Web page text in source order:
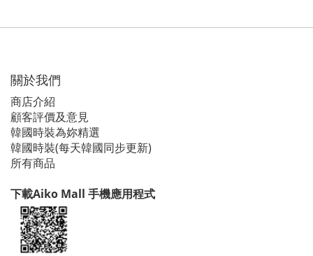
關於我們
商店介紹
顧客評價及意見
韓國時裝為妳精選
韓國時裝(每天韓國同步更新)
所有商品
下載Aiko Mall 手機應用程式